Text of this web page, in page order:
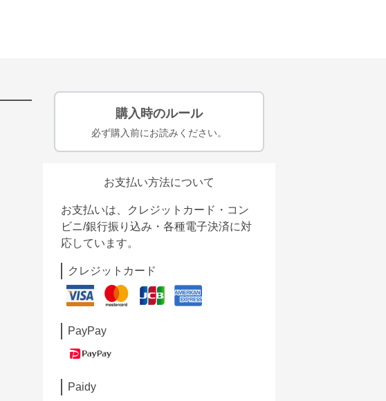
購入時のルール
必ず購入前にお読みください。
お支払い方法について
お支払いは、クレジットカード・コン
ビニ/銀行振り込み・各種電子決済に対
応しています。
クレジットカード
PayPay
Paidy